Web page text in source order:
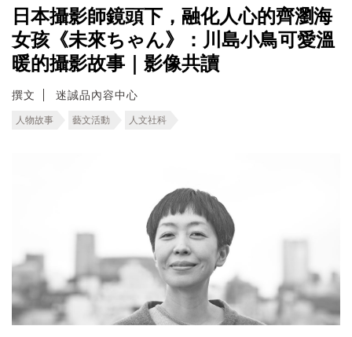
日本攝影師鏡頭下，融化人心的齊瀏海
女孩《未來ちゃん》：川島小鳥可愛溫
暖的攝影故事｜影像共讀
撰文 迷誠品內容中心
人物故事 藝文活動 人文社科